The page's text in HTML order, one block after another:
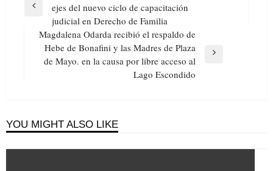
de
entradas
Previousejes del nuevo ciclo de capacitación
judicial en Derecho de Familia
Next
Magdalena Odarda recibió el respaldo de
Hebe de Bonafini y las Madres de Plaza
de Mayo. en la causa por libre acceso al
Lago Escondido
YOU MIGHT ALSO LIKE